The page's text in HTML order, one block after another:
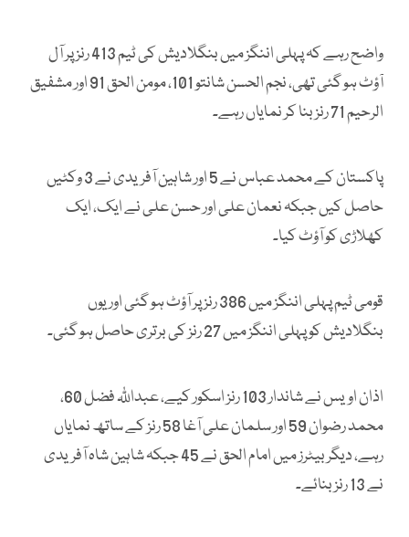
واضح رہے کہ پہلی اننگز میں بنگلادیش کی ٹیم 413 رنز پر آل
آؤٹ ہو گئی تھی، نجم الحسن شانتو 101، مومن الحق 91 اور مشفیق
الرحیم 71 رنز بنا کر نمایاں رہے۔
پاکستان کے محمد عباس نے 5 اور شاہین آفریدی نے 3 وکٹیں
حاصل کیں جبکہ نعمان علی اور حسن علی نے ایک، ایک
کھلاڑی کو آؤٹ کیا۔
قومی ٹیم پہلی اننگز میں 386 رنز پر آؤٹ ہو گئی اور یوں
بنگلادیش کو پہلی اننگز میں 27 رنز کی برتری حاصل ہو گئی۔
اذان اویس نے شاندار 103 رنز اسکور کیے، عبداللّٰہ فضل 60،
محمد رضوان 59 اور سلمان علی آغا 58 رنز کے ساتھ نمایاں
رہے، دیگر بیٹرز میں امام الحق نے 45 جبکہ شاہین شاہ آفریدی
نے 13 رنز بنائے۔